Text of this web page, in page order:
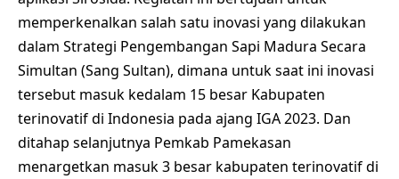
memperkenalkan salah satu inovasi yang dilakukan
dalam Strategi Pengembangan Sapi Madura Secara
Simultan (Sang Sultan), dimana untuk saat ini inovasi
tersebut masuk kedalam 15 besar Kabupaten
terinovatif di Indonesia pada ajang IGA 2023. Dan
ditahap selanjutnya Pemkab Pamekasan
menargetkan masuk 3 besar kabupaten terinovatif di